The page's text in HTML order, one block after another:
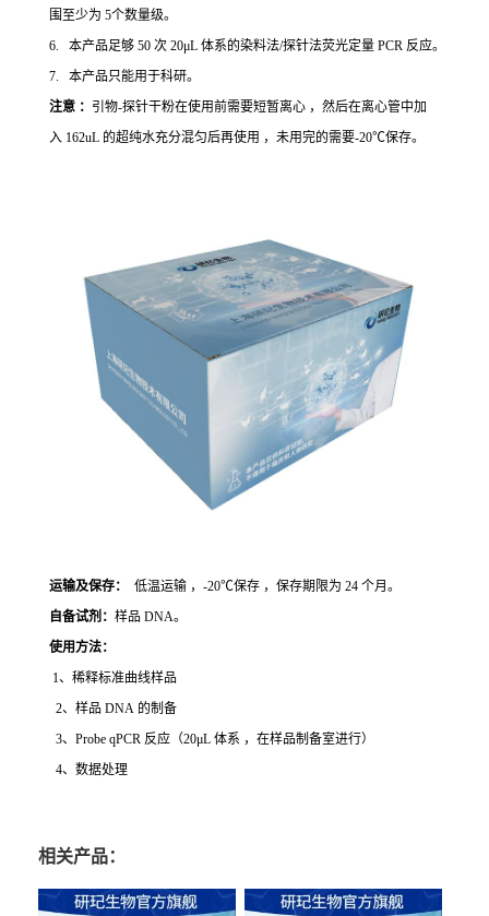
围至少为 5个数量级。
6. 本产品足够 50 次 20μL 体系的染料法/探针法荧光定量 PCR 反应。
7. 本产品只能用于科研。
注意 ： 引物-探针干粉在使用前需要短暂离心 ，然后在离心管中加
入 162uL 的超纯水充分混匀后再使用 ，未用完的需要-20℃保存。
运输及保存：
低温运输 ，-20℃保存 ，保存期限为 24 个月。
自备试剂： 样品 DNA。
使用方法：
1、稀释标准曲线样品
2、样品 DNA 的制备
3、Probe qPCR 反应（20μL 体系 ，在样品制备室进行）
4、数据处理
相关产品：